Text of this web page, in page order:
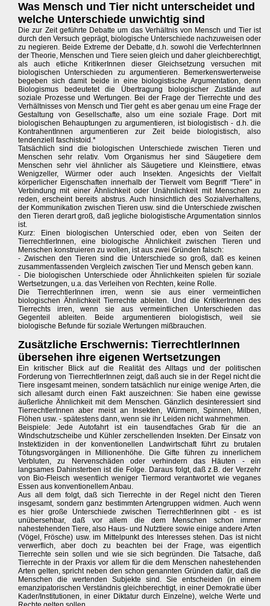
Was Mensch und Tier nicht unterscheidet und
welche Unterschiede unwichtig sind
Die zur Zeit geführte Debatte um das Verhältnis von Mensch und Tier ist
durch den Versuch geprägt, biologische Unterschiede nachzuweisen oder
zu negieren. Beide Extreme der Debatte, d.h. sowohl die VerfechterInnen
der Theorie, Menschen und Tiere seien gleich und daher gleichberechtigt,
als auch etliche KritikerInnen dieser Gleichsetzung versuchen mit
biologischen Unterschieden zu argumentieren. Bemerkenswerterweise
begeben sich damit beide in eine biologistische Argumentation, denn
Biologismus bedeutetet die Übertragung biologischer Zustände auf
soziale Prozesse und Wertungen. Bei der Frage der Tierrechte und des
Verhältnisses von Mensch und Tier geht es aber genau um eine Frage der
Gestaltung von Gesellschafte, also um eine soziale Frage. Dort mit
biologischen Behauptungen zu argumentieren, ist biologistisch - d.h. die
KontrahentInnen argumentieren zur Zeit beide biologistisch, also
tendenziell faschistoid.*
Tatsächlich sind die biologischen Unterschiede zwischen Tieren und
Menschen sehr relativ. Vom Organismus her sind Säugetiere dem
Menschen sehr viel ähnlicher als Säugetiere und Kleinsttiere, etwas
Wenigzeller, Würmer oder auch Insekten. Angesichts der Vielfalt
körperlicher Eigenschaften innerhalb der Tierwelt vom Begriff "Tiere" in
Verbindung mit einer Ähnlichkeit oder Unähnlichkeit mit Menschen zu
reden, erscheint bereits abstrus. Auch hinsichtlich des Sozialverhaltens,
der Kommunikation zwischen Tieren usw. sind die Unterschiede zwischen
den Tieren derart groß, daß jegliche biologistische Argumentation sinnlos
ist.
Kurz: Einen biologischen Unterschied oder, eben von Seiten der
TierrechtlerInnen, eine biologische Ähnlichkeit zwischen Tieren und
Menschen konstruieren zu wollen, ist aus zwei Gründen falsch:
- Zwischen den Tieren sind die Unterschiede so groß, daß es keinen
zusammenfassenden Vergleich zwischen Tier und Mensch geben kann.
- Die biologischen Unterschiede oder Ähnlichkeiten spielen für soziale
Wertsetzungen, u.a. das Verleihen von Rechten, keine Rolle.
Die TierrechtlerInnen irren, wenn sie aus einer vermeintlichen
biologischen Ähnlichkeit Tierrechte ableiten. Und die KritikerInnen des
Tierrechts irren, wenn sie aus vermeintlichen Unterschieden das
Gegenteil ableiten. Beide argumentieren biologistisch, weil sie
biologische Befunde für soziale Wertungen mißbrauchen.
Zusätzliche Erschwernis: TierrechtlerInnen
übersehen ihre eigenen Wertsetzungen
Ein kritischer Blick auf die Realität des Alltags und der politischen
Forderung von TierrechtlerInnen zeigt, daß auch sie in der Regel nicht die
Tiere insgesamt meinen, sondern tatsächlich nur einige wenige Arten, die
sich allesamt durch einen Fakt auszeichnen: Sie haben eine gewisse
äußerliche Ähnlichkeit mit dem Menschen. Gänzlich desinteressiert sind
TierrechtlerInnen aber meist an Insekten, Würmern, Spinnen, Milben,
Flöhen usw. - spätestens dann, wenn sie ihr Leiden nicht wahrnehmen.
Beispiele: Jede Autofahrt ist ein tausendfaches Grab für die an
Windschutzscheibe und Kühler zerschellenden Insekten. Der Einsatz von
Instektiziden in der konventionellen Landwirtschaft führt zu brutalen
Tötungsvorgängen in Millionenhöhe. Die Gifte führen zu innerlichem
Verbluten, zu Nervenschäden oder verhindern das Häuten - ein
langsames Dahinsterben ist die Folge. Daraus folgt, daß z.B. der Verzehr
von Bio-Fleisch wesentlich weniger Tiermord verantwortet wie veganes
Essen aus konventionellem Anbau.
Aus all dem folgt, daß sich Tierrechte in der Regel nicht den Tieren
insgesamt, sondern ganz bestimmten Artengruppen widmen. Auch wenn
es hier große Unterschiede zwischen TierrechtlerInnen gibt - es ist
unübersehbar, daß vor allem die dem Menschen schon immer
nahestehenden Tiere, also Haus- und Nutztiere sowie einige andere Arten
(Vögel, Frösche) usw. im Mittelpunkt des Interesses stehen. Das ist nicht
verwerflich, aber doch zu beachten bei der Frage, was eigentlich
Tierrechte sein sollen und wie sie sich begründen. Die Tatsache, daß
Tierrechte in der Praxis vor allem für die dem Menschen nahestehenden
Arten gelten, spricht neben den schon genannten Gründen dafür, daß die
Menschen die wertenden Subjekte sind. Sie entscheiden (in einem
emanzipatorischen Verständnis gleichberechtigt, in einer Demokratie über
Kader/Institutionen, in einer Diktatur durch Einzelne), welche Werte und